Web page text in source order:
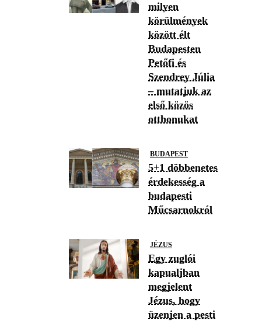
milyen
körülmények
között élt
Budapesten
Petőfi és
Szendrey Júlia
– mutatjuk az
első közös
otthonukat
BUDAPEST
5+1 döbbenetes
érdekesség a
budapesti
Műcsarnokról
JÉZUS
Egy zuglói
kapualjban
megjelent
Jézus, hogy
üzenjen a pesti